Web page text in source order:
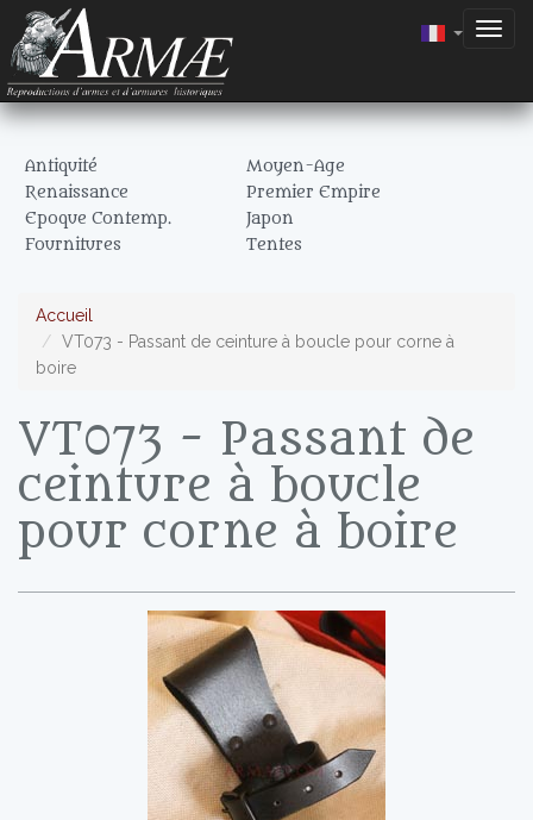
Antiquité
Moyen-Age
Renaissance
Premier Empire
Epoque Contemp.
Japon
Fournitures
Tentes
Accueil
VT073 - Passant de ceinture à boucle pour corne à
boire
VT073 - Passant de
ceinture à boucle
pour corne à boire